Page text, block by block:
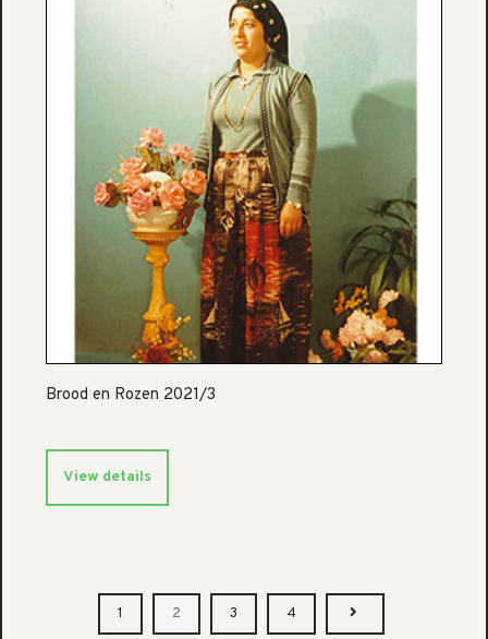
Brood en Rozen 2021/3
View details
1 2 3 4